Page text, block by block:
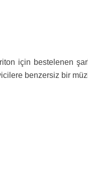
için bestelenen
benzersiz bir